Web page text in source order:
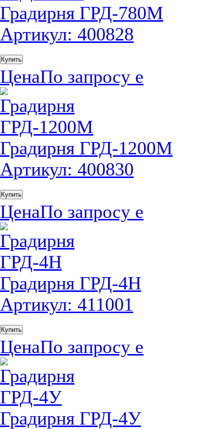
Градирня ГРД-780М
Артикул: 400828
Купить
ЦенаПо запросу е
Градирня ГРД-1200М
Артикул: 400830
Купить
ЦенаПо запросу е
Градирня ГРД-4H
Артикул: 411001
Купить
ЦенаПо запросу е
Градирня ГРД-4У